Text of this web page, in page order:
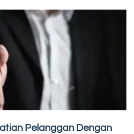
Pelanggan Dengan